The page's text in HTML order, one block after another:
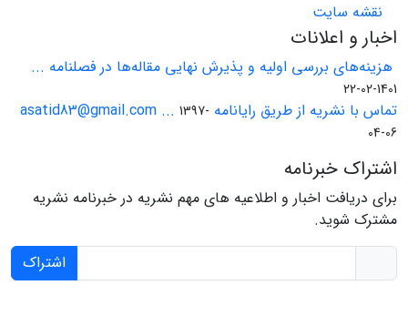
نقشه سایت
اخبار و اعلانات
هزینه‌های بررسی اولیه و پذیرش نهایی مقاله‌ها در فصلنامه ...
1401-02-22
تماس با نشریه از طریق رایانامه asatid83@gmail.com ... 1397-
04-06
اشتراک خبرنامه
برای دریافت اخبار و اطلاعیه های مهم نشریه در خبرنامه نشریه
مشترک شوید.
اشتراک